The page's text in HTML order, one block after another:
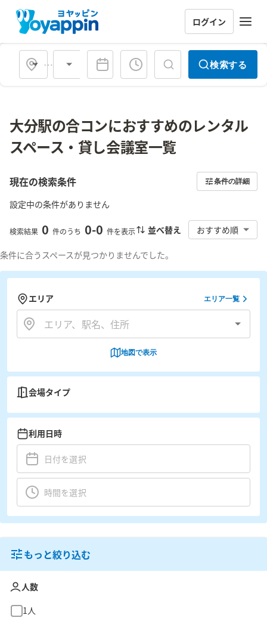
ログイン
会場タイプ 検索する
大分駅の合コンにおすすめのレンタル
スペース・貸し会議室一覧
現在の検索条件 条件の詳細
設定中の条件がありません
検索結果 0 件のうち 0-0 件を表示 並べ替え おすすめ順
条件に合うスペースが見つかりませんでした。
エリア エリア一覧
地図で表示
会場タイプ
利用日時
もっと絞り込む
人数
1人